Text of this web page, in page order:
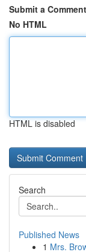
Submit a Comment
No HTML
HTML is disabled
Search
Published News
1 Mrs.